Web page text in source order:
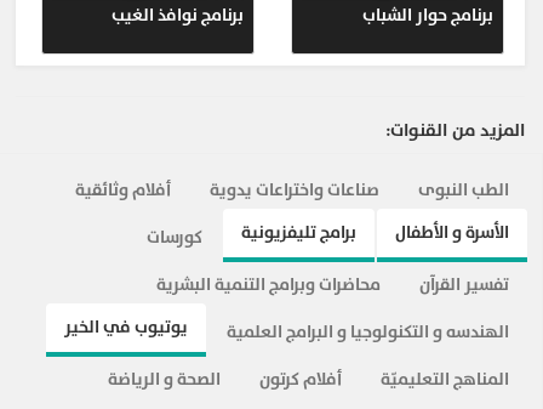
برنامج حوار الشباب برنامج نوافذ الغيب
المزيد من القنوات:
الطب النبوى صناعات واختراعات يدوية
أفلام وثائقية
الأسرة و الأطفال
برامج تليفزيونية
كورسات
تفسير القرآن
محاضرات وبرامج التنمية البشرية
الهندسه و التكنولوجيا و البرامج العلمية
يوتيوب في الخير
المناهج التعليميّة
أفلام كرتون الصحة و الرياضة